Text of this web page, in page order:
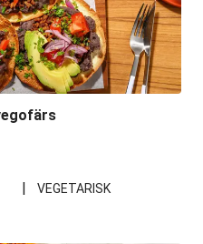
|
VEGETARISK